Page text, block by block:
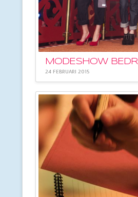
MODESHOW
24 FEBRUARI 2015